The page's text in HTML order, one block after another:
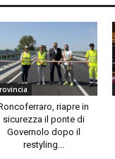
riapre in
sicurezza il ponte di
Governolo dopo il
restyling...